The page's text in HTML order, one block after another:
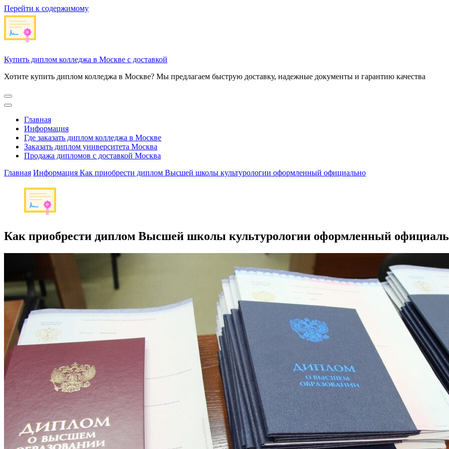
Перейти к содержимому
Купить диплом колледжа в Москве с доставкой
Хотите купить диплом колледжа в Москве? Мы предлагаем быструю доставку, надежные документы и гарантию качества
Главная
Информация
Где заказать диплом колледжа в Москве
Заказать диплом университета Москва
Продажа дипломов с доставкой Москва
Главная Информация Как приобрести диплом Высшей школы культурологии оформленный официально
Как приобрести диплом Высшей школы культурологии оформленный